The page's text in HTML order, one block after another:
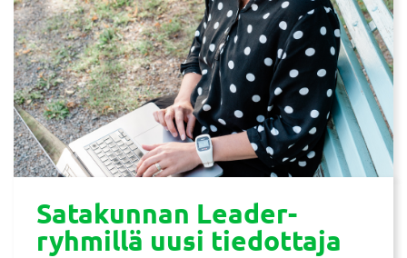
Satakunnan Leader-
ryhmillä uusi tiedottaja